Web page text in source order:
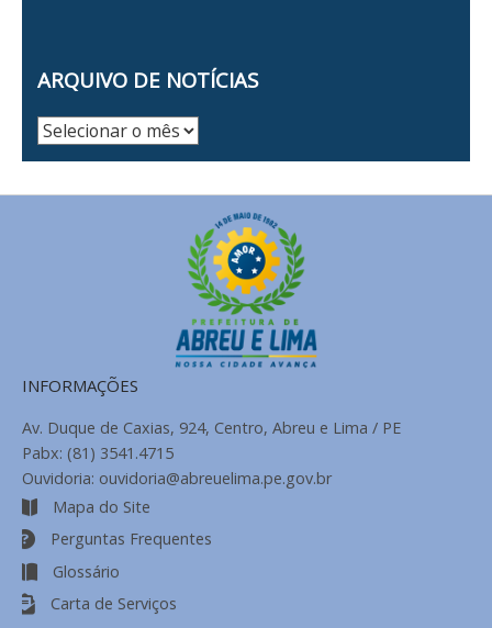
ARQUIVO DE NOTÍCIAS
Arquivo
INFORMAÇÕES
Av. Duque de Caxias, 924, Centro, Abreu e Lima / PE
Pabx: (81) 3541.4715
Ouvidoria: ouvidoria@abreuelima.pe.gov.br
Mapa do Site
Perguntas Frequentes
Glossário
Carta de Serviços